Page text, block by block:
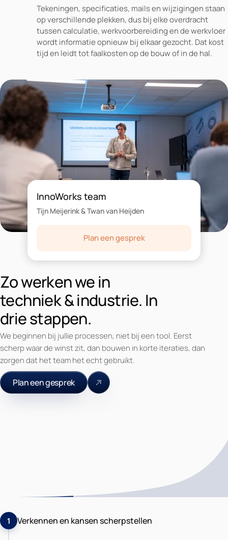
Tekeningen, specificaties, mails en wijzigingen staan
op verschillende plekken, dus bij elke overdracht
tussen calculatie, werkvoorbereiding en de werkvloer
wordt informatie opnieuw bij elkaar gezocht. Dat kost
tijd en leidt tot faalkosten op de bouw of in de hal.
InnoWorks team
Tijn Meijerink & Twan van Heijden
Plan een gesprek
Zo werken we in
techniek & industrie. In
drie stappen.
We beginnen bij jullie processen, niet bij een tool. Eerst
scherp waar de winst zit, dan bouwen in korte iteraties, dan
zorgen dat het team het echt gebruikt.
Plan een gesprek
1 Verkennen en kansen scherpstellen